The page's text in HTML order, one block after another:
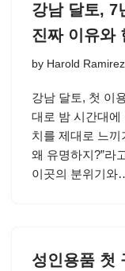
강남 달토, 7
진짜 이유와
by Harold Ramirez
강남 달토, 첫 이
대로 밤 시간대
치를 제대로 느끼
왜 유명하지?”라
이곳의 분위기와
성인용품 첫